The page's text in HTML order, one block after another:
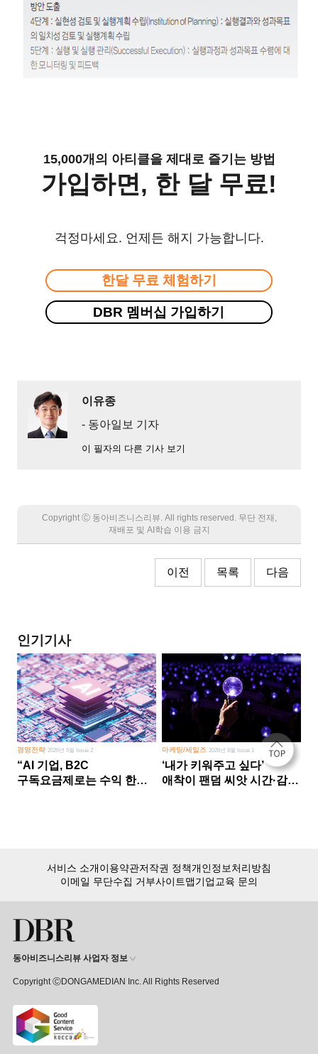
15,000개의 아티클을 제대로 즐기는 방법
가입하면, 한 달 무료!
걱정마세요. 언제든 해지 가능합니다.
한달 무료 체험하기
DBR 멤버십 가입하기
이유종
- 동아일보 기자
이 필자의 다른 기사 보기
Copyright Ⓒ 동아비즈니스리뷰. All rights reserved. 무단 전재,
재배포 및 AI학습 이용 금지
이전 목록 다음
인기기사
경영전략 2026년 5월 Issue 2
“AI 기업, B2C
구독요금제로는 수익 한계
마케팅/세일즈 2026년 8월 Issue 1
‘내가 키워주고 싶다’
애착이 팬덤 씨앗 시간·감정
15,000여 건의 DBR 콘텐츠를
서비스 소개이용약관저작권 정책개인정보처리방침
이메일 무단수집 거부사이트맵기업교육 문의
동아비즈니스리뷰 사업자 정보
Copyright ⒸDONGAMEDIAN Inc. All Rights Reserved